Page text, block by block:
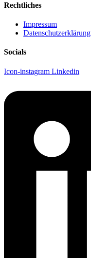
Rechtliches
Impressum
Datenschutzerklärung
Socials
Icon-instagram Linkedin